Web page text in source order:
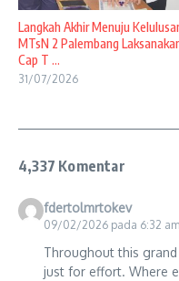
Langkah Akhir Menuju
MTsN 2 Palembang
Cap T ...
31/07/2026
4,337 Komentar
fdertolmrtokev
09/02/2026 pada 6:32 am
Throughout this
just for effort. Where